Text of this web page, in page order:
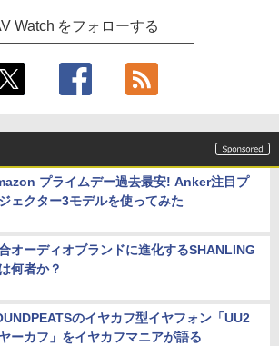
Watch をフォローする
プライムデー過去最安! Anker注目プ
ェクター3モデルを使ってみた
オーディオブランドに進化するSHANLING
何者か？
のイヤカフ型イヤフォン「UU2
ーカフ」をイヤカフマニアが語る